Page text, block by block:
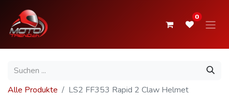
0
Alle Produkte LS2 FF353 Rapid 2 Claw Helmet